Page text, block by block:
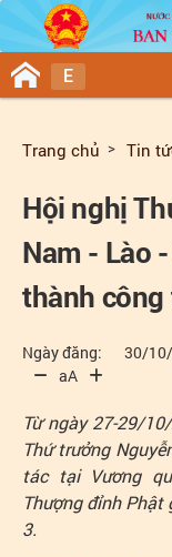
E
Trang chủ Tin
Hội nghị
Nam - Lào
thành
Ngày đăng: 30/
aA
Từ ngày 27-29/
Thứ trưởng
tác tại Vương
Thượng đỉnh Phật
3.